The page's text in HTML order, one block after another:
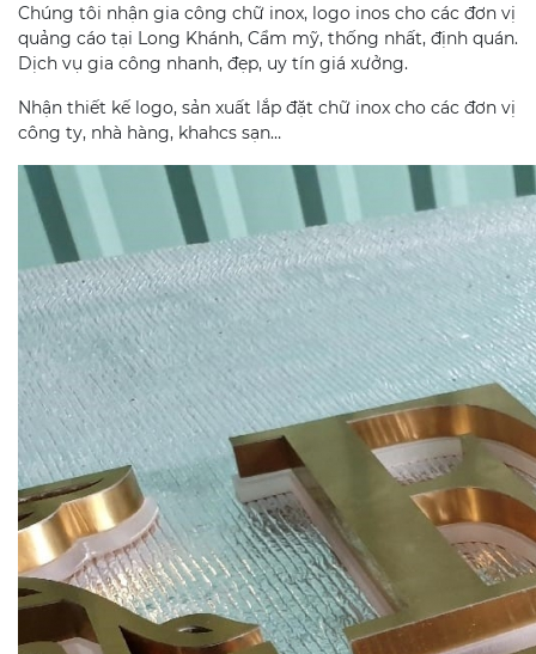
Chúng tôi nhận gia công chữ inox, logo inos cho các đơn vị
quảng cáo tại Long Khánh, Cẩm mỹ, thống nhất, định quán.
Dịch vụ gia công nhanh, đẹp, uy tín giá xưởng.
Nhận thiết kế logo, sản xuất lắp đặt chữ inox cho các đơn vị
công ty, nhà hàng, khahcs sạn…